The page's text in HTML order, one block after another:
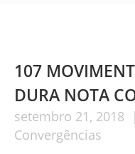
107
DURA NOTA
setembro 21, 2018
Convergências